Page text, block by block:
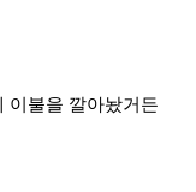
이불을 깔아놨거든